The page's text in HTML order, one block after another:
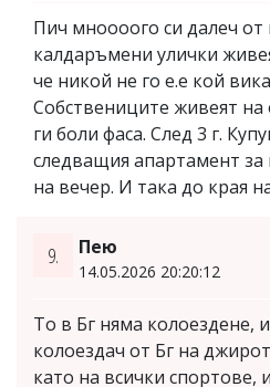
Пич мноооого си далеч от
калдаръмени улички
че никой не го е.е кой
Собствениците живеят
ги боли фаса. След 3 г.
следващия апартамент
на вечер. И така до края
9. Пею
14.05.2026 20:20:12
То в Бг няма колоездене,
колоездач от Бг на
като на всички спортове,